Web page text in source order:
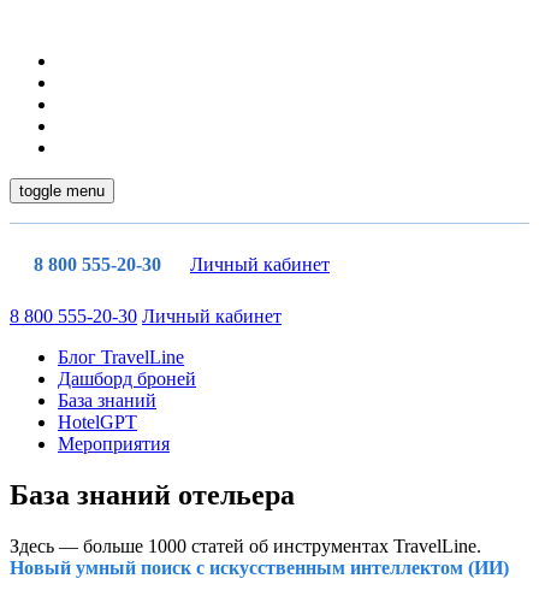
toggle menu
8 800 555-20-30 Личный кабинет
8 800 555-20-30 Личный кабинет
Блог TravelLine
Дашборд броней
База знаний
HotelGPT
Мероприятия
База знаний отельера
Здесь — больше 1000 статей об инструментах TravelLine.
Новый умный поиск с искусственным интеллектом (ИИ)